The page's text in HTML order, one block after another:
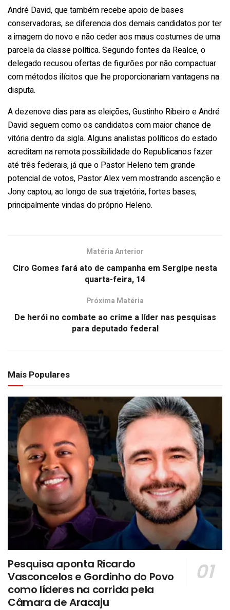
André David, que também recebe apoio de bases
conservadoras, se diferencia dos demais candidatos por ter
a imagem do novo e não ceder aos maus costumes de uma
parcela da classe política. Segundo fontes da Realce, o
delegado recusou ofertas de figurões por não compactuar
com métodos ilícitos que lhe proporcionariam vantagens na
disputa.
A dezenove dias para as eleições, Gustinho Ribeiro e André
David seguem como os candidatos com maior chance de
vitória dentro da sigla. Alguns analistas políticos do estado
acreditam na remota possibilidade do Republicanos fazer
até três federais, já que o Pastor Heleno tem grande
potencial de votos, Pastor Alex vem mostrando ascenção e
Jony captou, ao longo de sua trajetória, fortes bases,
principalmente vindas do próprio Heleno.
Matéria Anterior
Ciro Gomes fará ato de campanha em Sergipe nesta
quarta-feira, 14
Próxima Matéria
De herói no combate ao crime a líder nas pesquisas
para deputado federal
Mais Populares
Pesquisa aponta Ricardo
Vasconcelos e Gordinho do Povo
como líderes na corrida pela
Câmara de Aracaju